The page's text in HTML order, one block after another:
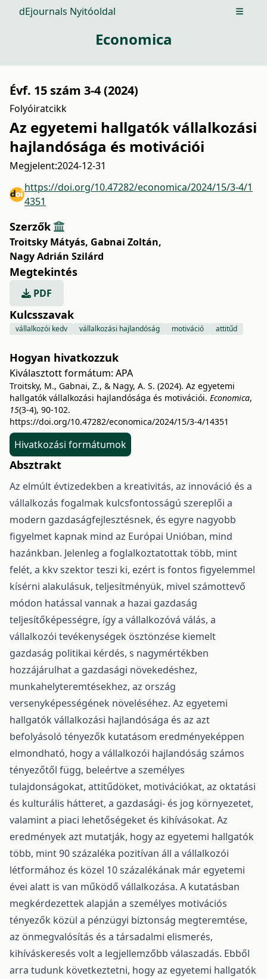
dEjournals Nyitóoldal Open
Economica
Évf. 15 szám 3-4 (2024)
Folyóiratcikk
Az egyetemi hallgatók vállalkozási
hajlandósága és motivációi
Megjelent:2024-12-31
https://doi.org/10.47282/economica/2024/15/3-4/1
4351
Szerzők
Troitsky Mátyás, Gabnai Zoltán,
Nagy Adrián Szilárd
Megtekintés
PDF
Kulcsszavak
vállalkozói kedv vállalkozási hajlandóság motiváció attitűd
Hogyan hivatkozzuk
Kiválasztott formátum: APA
Troitsky, M., Gabnai, Z., & Nagy, A. S. (2024). Az egyetemi
hallgatók vállalkozási hajlandósága és motivációi. Economica,
15(3-4), 90-102.
https://doi.org/10.47282/economica/2024/15/3-4/14351
Hivatkozási formátumok
Absztrakt
Az elmúlt évtizedekben a kreativitás, az innováció és a
vállalkozás fogalmak kulcsfontosságú szereplői a
modern gazdaságfejlesztésnek, és egyre nagyobb
figyelmet kapnak mind az Európai Unióban, mind
hazánkban. Jelenleg a foglalkoztatottak több, mint
felét, a kkv szektor teszi ki, ezért is fontos figyelemmel
kísérni alakulásuk, teljesítményük, mivel számottevő
módon hatással vannak a hazai gazdaság
teljesítőképességre, így a vállalkozóvá válás, a
vállalkozói tevékenységek ösztönzése kiemelt
gazdaság politikai kérdés, s nagymértékben
hozzájárulhat a gazdasági növekedéshez,
munkahelyteremtésekhez, az ország
versenyképességének növeléséhez. Az egyetemi
hallgatók vállalkozási hajlandósága és az azt
befolyásoló tényezők kutatásom eredményeképpen
elmondható, hogy a vállalkozói hajlandóság számos
tényezőtől függ, beleértve a személyes
tulajdonságokat, attitűdöket, motivációkat, az oktatási
és kulturális hátteret, a gazdasági- és jog környezetet,
valamint a piaci lehetőségeket és kihívásokat. Az
eredmények azt mutatják, hogy az egyetemi hallgatók
több, mint 90 százaléka pozitívan áll a vállalkozói
létformához és közel 10 százalékának már egyetemi
évei alatt is van működő vállalkozása. A kutatásban
megkérdezettek alapján a személyes motivációs
tényezők közül a pénzügyi biztonság megteremtése,
az önmegvalósítás és a társadalmi elismerés,
kihíváskeresés volt a legjellemzőbb válaszadás. Ebből
arra tudunk következtetni, hogy az egyetemi hallgatók